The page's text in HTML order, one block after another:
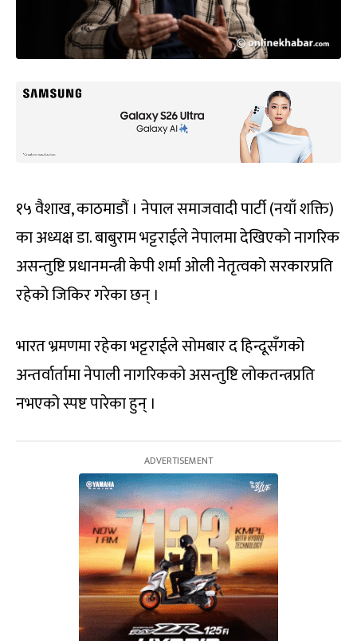
१५ वैशाख, काठमाडौं । नेपाल समाजवादी पार्टी (नयाँ शक्ति)
का अध्यक्ष डा. बाबुराम भट्टराईले नेपालमा देखिएको नागरिक
असन्तुष्टि प्रधानमन्त्री केपी शर्मा ओली नेतृत्वको सरकारप्रति
रहेको जिकिर गरेका छन् ।
भारत भ्रमणमा रहेका भट्टराईले सोमबार द हिन्दूसँगको
अन्तर्वार्तामा नेपाली नागरिकको असन्तुष्टि लोकतन्त्रप्रति
नभएको स्पष्ट पारेका हुन् ।